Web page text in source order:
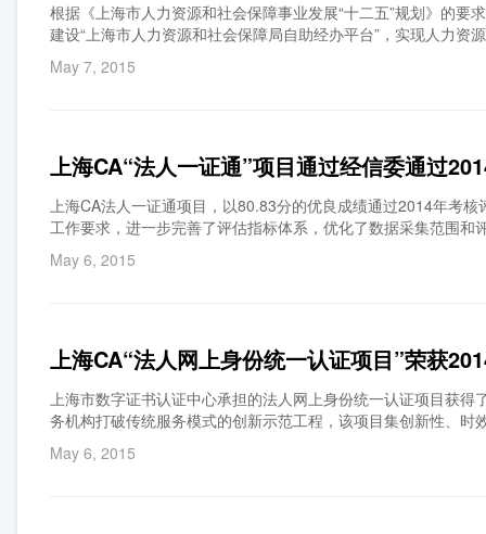
根据《上海市人力资源和社会保障事业发展“十二五”规划》的
建设“上海市人力资源和社会保障局自助经办平台”，实现人力资
不出户，不受空间限制；随时办理，不受时间限制；操作便捷
高效率、减轻压力、提升服务、降低成本、强化服务管理的目
等17项业务功能。 3、在网上办事业务中对所有业务功能中的
表、补缴核定表等39项业务功能。 4、内部所有设备运行在同
息中心内部系统和各网络设备、服务器及虚拟机等设备进行时
各项网上办事提供了强有力的安全保证，同时也全方位地满足
定等的要求。系统自上线以来，各项功能整体运行平稳，并在
参保单位及个人可以在互联网上随时办理社保相关业务，不再
May 7, 2015
上海CA“法人一证通”项目通过经信委通过
上海CA法人一证通项目，以80.83分的优良成绩通过2014年考
工作要求，进一步完善了评估指标体系，优化了数据采集范围
个方面进行评审。客观评价“法人一证通”服务体系的应用成果
May 6, 2015
上海CA“法人网上身份统一认证项目”荣获
上海市数字证书认证中心承担的法人网上身份统一认证项目获
务机构打破传统服务模式的创新示范工程，该项目集创新性、
善了法人网上身份的可信管理，推进了全上海市统一的网络信
少”、培育“四新”经济、促进信息消费、健全社会信用体系具
May 6, 2015